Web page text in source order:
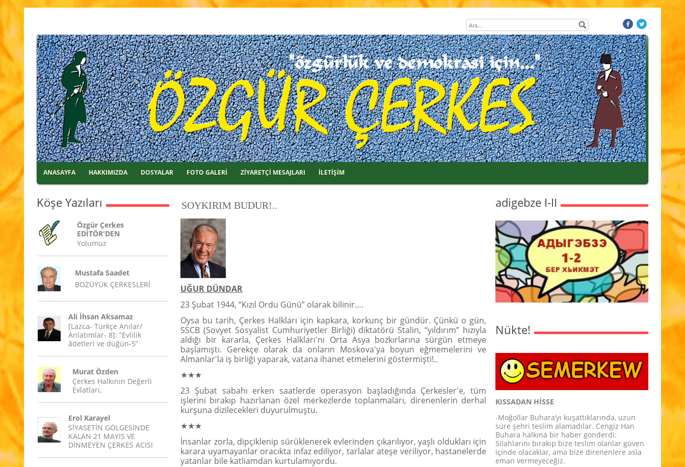
ANASAYFA HAKKIMIZDA DOSYALAR FOTO GALERİ ZİYARETÇİ MESAJLARI İLETİŞİM
Köşe Yazıları
Özgür Çerkes
EDİTÖR'DEN
Yolumuz
Mustafa Saadet
BOZÜYÜK ÇERKESLERİ
Ali İhsan Aksamaz
[Lazca- Türkçe Anılar/
Anlatımlar- 8]: “Evlilik
âdetleri ve düğün-5”
Murat Özden
Çerkes Halkının Değerli
Evlatları,
Erol Karayel
SİYASETİN GÖLGESİNDE
KALAN 21 MAYIS VE
DİNMEYEN ÇERKES ACISI
SOYKIRIM BUDUR!..
UĞUR DÜNDAR
23 Şubat 1944, “Kızıl Ordu Günü” olarak bilinir….
Oysa bu tarih, Çerkes Halkları için kapkara, korkunç bir gündür. Çünkü o gün,
SSCB (Sovyet Sosyalist Cumhuriyetler Birliği) diktatörü Stalin, “yıldırım” hızıyla
aldığı bir kararla, Çerkes Halkları'nı Orta Asya bozkırlarına sürgün etmeye
başlamıştı. Gerekçe olarak da onların Moskova'ya boyun eğmemelerini ve
Almanlar'la iş birliği yaparak, vatana ihanet etmelerini göstermişti!..
★★★
23 Şubat sabahı erken saatlerde operasyon başladığında Çerkesler'e, tüm
işlerini bırakıp hazırlanan özel merkezlerde toplanmaları, direnenlerin derhal
kurşuna dizilecekleri duyurulmuştu.
★★★
İnsanlar zorla, dipçiklenip sürüklenerek evlerinden çıkarılıyor, yaşlı oldukları için
karara uyamayanlar oracıkta infaz ediliyor, tarlalar ateşe veriliyor, hastanelerde
yatanlar bile katliamdan kurtulamıyordu.
adigebze I-II
Nükte!
KISSADAN HİSSE
-Moğollar Buhara’yı kuşattıklarında, uzun
süre şehri teslim alamadılar. Cengiz Han
Buhara halkına bir haber gönderdi:
Silahlarını bırakıp bize teslim olanlar güven
içinde olacaklar, ama bize direnenlere asla
eman vermeyeceğiz.